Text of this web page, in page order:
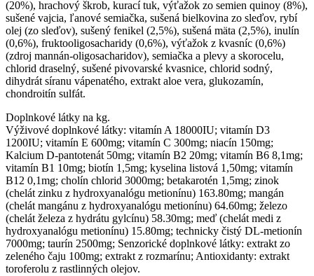
(20%), hrachový škrob, kurací tuk, výťažok zo semien quinoy (8%),
sušené vajcia, ľanové semiačka, sušená bielkovina zo sleďov, rybí
olej (zo sleďov), sušený fenikel (2,5%), sušená mäta (2,5%), inulín
(0,6%), fruktooligosacharidy (0,6%), výťažok z kvasníc (0,6%)
(zdroj mannán-oligosacharidov), semiačka a plevy a skorocelu,
chlorid draselný, sušené pivovarské kvasnice, chlorid sodný,
dihydrát síranu vápenatého, extrakt aloe vera, glukozamín,
chondroitín sulfát.
Doplnkové látky na kg.
Výživové doplnkové látky: vitamín A 18000IU; vitamín D3
1200IU; vitamín E 600mg; vitamín C 300mg; niacín 150mg;
Kalcium D-pantotenát 50mg; vitamín B2 20mg; vitamín B6 8,1mg;
vitamín B1 10mg; biotín 1,5mg; kyselina listová 1,50mg; vitamín
B12 0,1mg; cholín chlorid 3000mg; betakarotén 1,5mg; zinok
(chelát zinku z hydroxyanalógu metionínu) 163.80mg; mangán
(chelát mangánu z hydroxyanalógu metionínu) 64.60mg; železo
(chelát železa z hydrátu gylcínu) 58.30mg; meď (chelát medi z
hydroxyanalógu metionínu) 15.80mg; technicky čistý DL-metionín
7000mg; taurín 2500mg; Senzorické doplnkové látky: extrakt zo
zeleného čaju 100mg; extrakt z rozmarínu; Antioxidanty: extrakt
toroferolu z rastlinných olejov.